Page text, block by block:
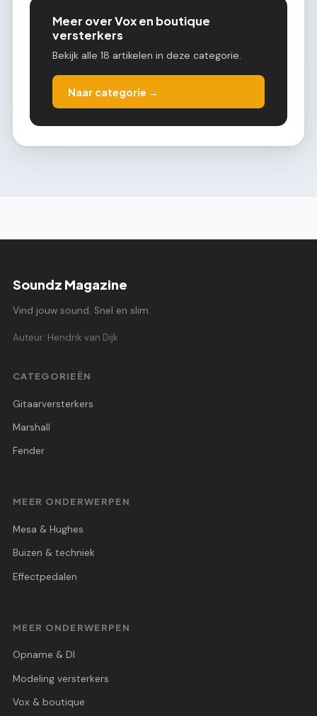
Meer over Vox en boutique
versterkers
Bekijk alle 18 artikelen in deze categorie.
Naar categorie →
Soundz Magazine
Vind jouw sound. Snel en slim.
Auteur: Hendrik van Dijk
CATEGORIEËN
Gitaarversterkers
Marshall
Fender
MEER ONDERWERPEN
Mesa & Hughes
Buizen & techniek
Effectpedalen
MEER ONDERWERPEN
Opname & DI
Modeling versterkers
Vox & boutique